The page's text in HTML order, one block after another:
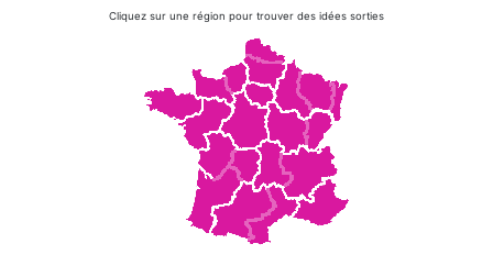
Cliquez sur une région pour trouver des idées sorties